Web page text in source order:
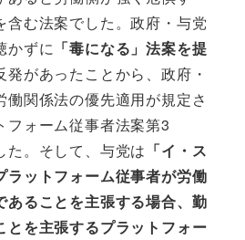
含む法案でした。政府・与党
かずに 「毒になる」法案を提
発があったことから、政府・
働関係法の優先適用が規定さ
フォーム従事者法案第3
た。そして、与党は 「イ・ス
ラットフォーム従事者が労働
あることを主張する場合、勤
とを主張するプラットフォー